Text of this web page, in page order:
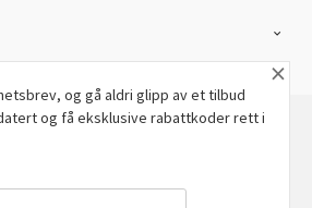
Norwegian
×
og gå aldri glipp av et tilbud
og få eksklusive rabattkoder rett i